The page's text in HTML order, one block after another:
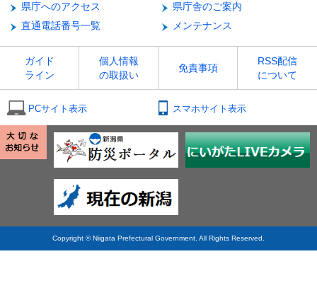
県庁へのアクセス
県庁舎のご案内
直通電話番号一覧
メンテナンス
ガイド
ライン
個人情報
の取扱い
免責事項
RSS配信
について
PCサイト表示 スマホサイト表示
Copyright © Niigata Prefectural Government. All Rights Reserved.